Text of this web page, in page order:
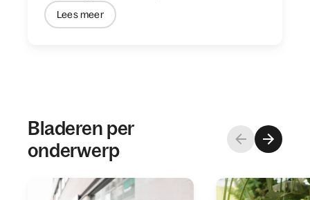
Lees meer
Bladeren per
onderwerp